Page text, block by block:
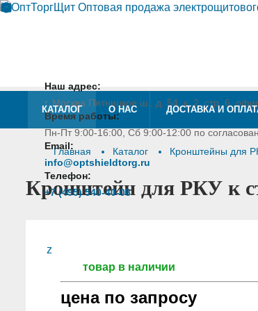
place
Наш адрес:
г. Москва Пятницкое ш., д. 54, к. 2, стр. 6,
access_time
Время работы:
Пн-Пт 9:00-16:00, Сб 9:00-12:00 по
mail
Email:
info@optshieldtorg.ru
phone
Телефон:
+7 (495) 540-40-08
КАТАЛОГ О НАС ДОСТАВКА И
Главная Каталог Кронштейны для
Кронштейн для РКУ к
z
товар в наличии
цена по запросу